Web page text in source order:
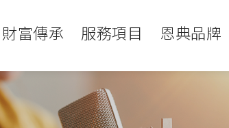
財富傳承 服務項目 恩典品牌